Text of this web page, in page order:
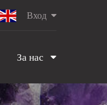
Вход
За нас